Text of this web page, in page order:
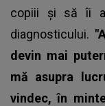
copiii şi să îi
diagnosticului.
devin mai
mă asupra
vindec, în